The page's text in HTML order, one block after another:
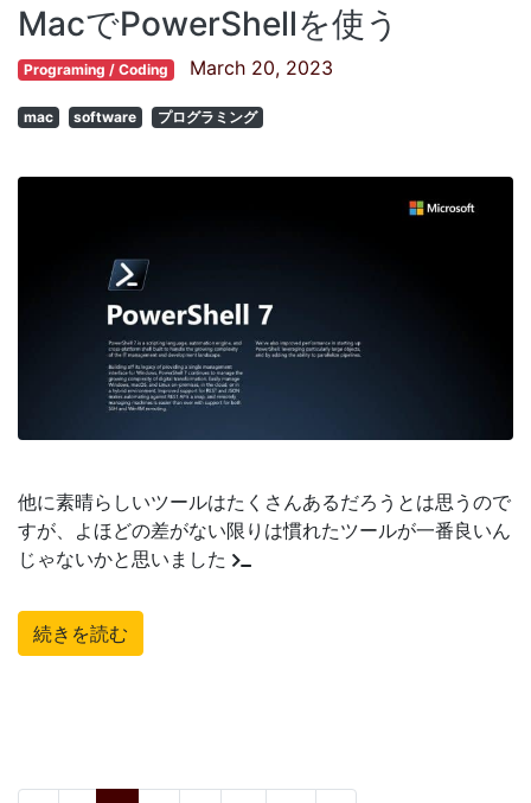
MacでPowerShellを使う
Programing / Coding March 20, 2023
mac software プログラミング
他に素晴らしいツールはたくさんあるだろうとは思うので
すが、よほどの差がない限りは慣れたツールが一番良いん
じゃないかと思いました
続きを読む